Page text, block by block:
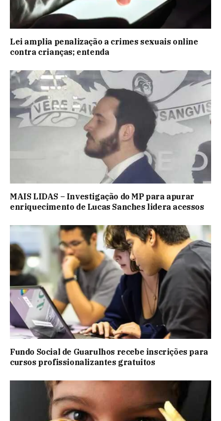
Lei amplia penalização a crimes sexuais online
contra crianças; entenda
MAIS LIDAS – Investigação do MP para apurar
enriquecimento de Lucas Sanches lidera acessos
Fundo Social de Guarulhos recebe inscrições para
cursos profissionalizantes gratuitos